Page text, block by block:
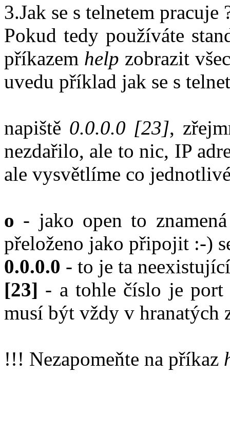
3.Jak se s telnetem pracuje
Pokud tedy používáte
příkazem help zobrazit
uvedu příklad jak se s
napiště 0.0.0.0 [23],
nezdařilo, ale to nic, IP
ale vysvětlíme co
o - jako open to
přeloženo jako připojit :-)
0.0.0.0 - to je ta
[23] - a tohle číslo je
musí být vždy v hranatých
!!! Nezapomeňte na příkaz